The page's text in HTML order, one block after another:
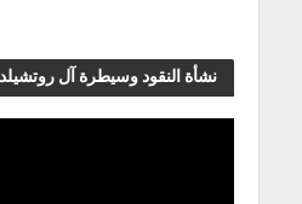
نشأة النقود وسيطرة آل